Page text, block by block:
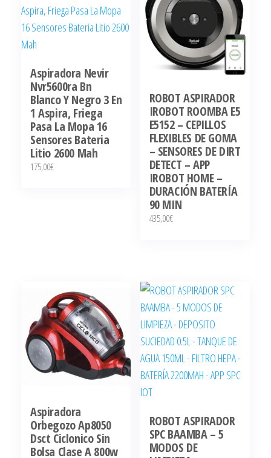
Aspiradora Nevir
Nvr5600ra Bn
Blanco Y Negro 3 En
1 Aspira, Friega
Pasa La Mopa 16
Sensores Bateria
Litio 2600 Mah
175,00€
ROBOT ASPIRADOR
IROBOT ROOMBA E5
E5152 – CEPILLOS
FLEXIBLES DE GOMA
– SENSORES DE DIRT
DETECT – APP
IROBOT HOME –
DURACIÓN BATERÍA
90 MIN
435,00€
Aspiradora
Orbegozo Ap8050
Dsct Ciclonico Sin
Bolsa Clase A 800w
ROBOT ASPIRADOR
SPC BAAMBA – 5
MODOS DE